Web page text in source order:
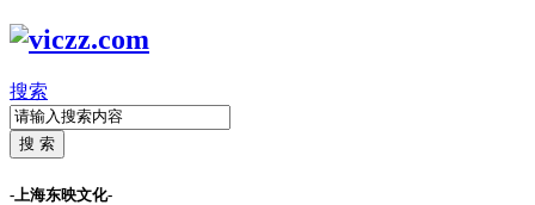
搜索
搜 索
-上海东映文化-